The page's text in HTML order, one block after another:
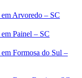
em Arvoredo – SC
Painel – SC
Formosa do Sul –